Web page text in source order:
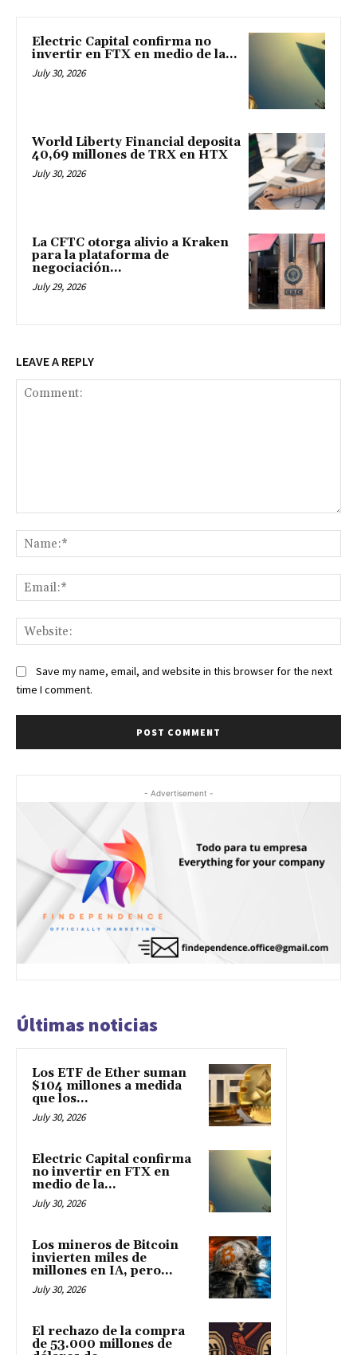
Electric Capital confirma no
invertir en FTX en medio de la...
July 30, 2026
World Liberty Financial deposita
40,69 millones de TRX en HTX
July 30, 2026
La CFTC otorga alivio a Kraken
para la plataforma de
negociación...
July 29, 2026
LEAVE A REPLY
Save my name, email, and website in this browser for the next
time I comment.
- Advertisement -
Últimas noticias
Los ETF de Ether suman
$104 millones a medida
que los...
July 30, 2026
Electric Capital confirma
no invertir en FTX en
medio de la...
July 30, 2026
Los mineros de Bitcoin
invierten miles de
millones en IA, pero...
July 30, 2026
El rechazo de la compra
de 53.000 millones de